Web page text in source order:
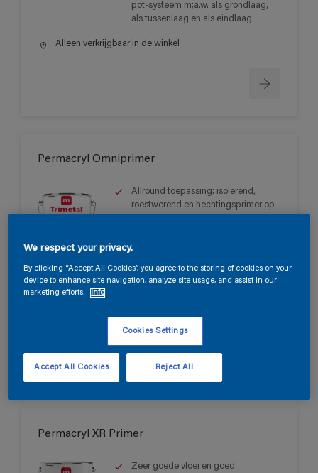
pot-systeem m;a.w. als grondlaag,
als tussenlaag en als eindlaag.
Alleen verkrijgbaar in de winkel
Permacryl Omniprimer
Allround toepassing: isolerend,
roestwerend en hechtingsprimer op
applicatie.
Voorkomt het doorbloeden van
meeste kleurstoffen en/of
Alleen verkrijgbaar in de winkel
Permacryl XR Primer
Zeer goede vloei en goed
We respect your privacy.
By clicking “Accept All Cookies”, you agree to the storing of cookies on your
device to enhance site navigation, analyze site usage, and assist in our
marketing efforts.
Info
Cookies Settings
Reject All
Accept All Cookies